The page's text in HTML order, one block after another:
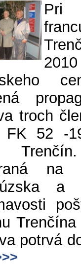
Pri
troch
FK 52 -
na
potrvá